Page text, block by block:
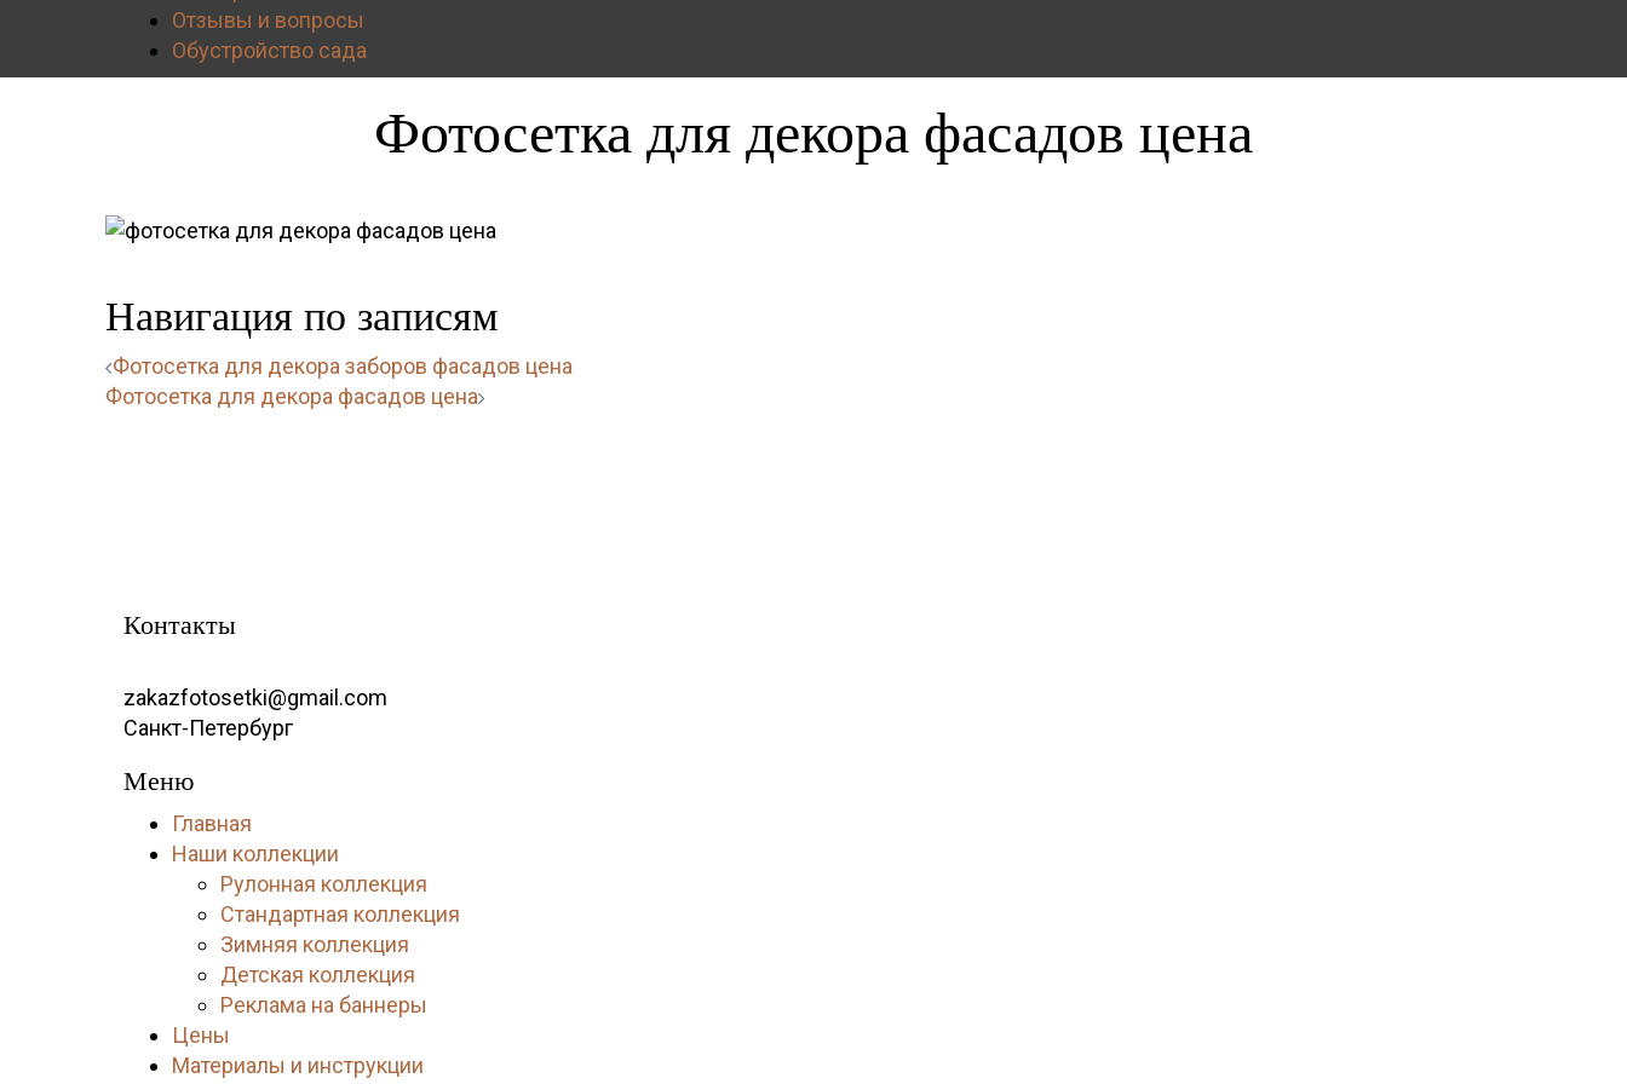
Отзывы и вопросы
Обустройство сада
Фотосетка для декора фасадов цена
Навигация по записям
Фотосетка для декора заборов фасадов цена
Фотосетка для декора фасадов цена
Контакты
zakazfotosetki@gmail.com
Санкт-Петербург
Меню
Главная
Наши коллекции
Рулонная коллекция
Стандартная коллекция
Зимняя коллекция
Детская коллекция
Реклама на баннеры
Цены
Материалы и инструкции